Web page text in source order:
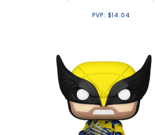
PVP: $14.04